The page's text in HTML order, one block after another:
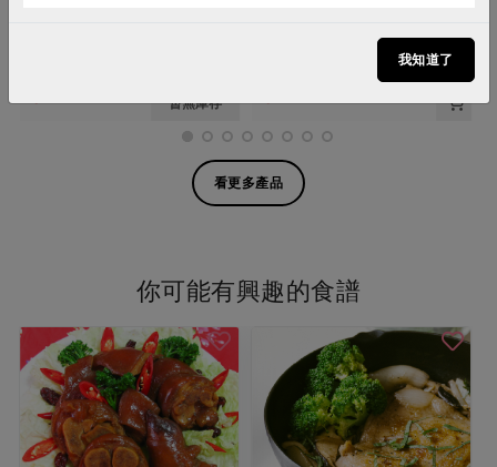
暫無庫存
看更多產品
你可能有興趣的食譜
我知道了